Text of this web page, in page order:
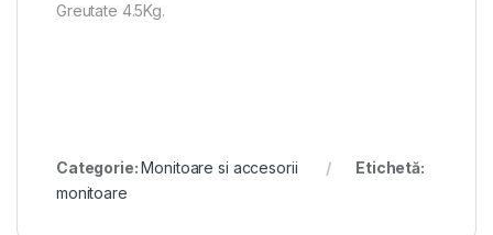
Greutate 4.5Kg.
Categorie:Monitoare si accesorii
Etichetă:
monitoare